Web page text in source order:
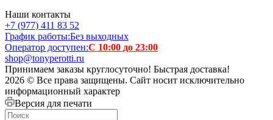
Наши контакты
+7 (977) 411 83 52
График работы:Без выходных
Оператор доступен:С 10:00 до 23:00
shop@tonyperotti.ru
Принимаем заказы круглосуточно! Быстрая доставка!
2026 © Все права защищены. Сайт носит исключительно
информационный характер
Версия для печати